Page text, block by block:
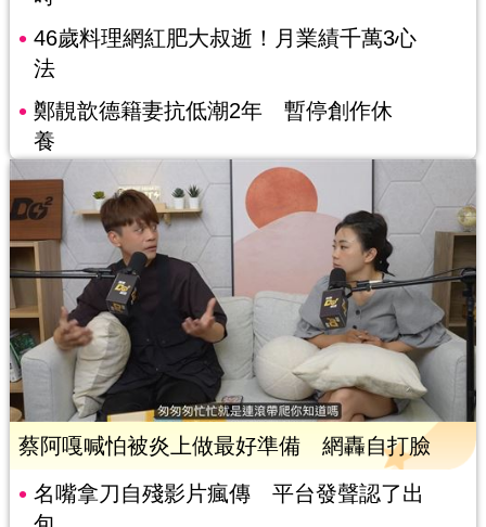
46歲料理網紅肥大叔逝！月業績千萬3心
法
鄭靚歆德籍妻抗低潮2年 暫停創作休
養
蔡阿嘎喊怕被炎上做最好準備 網轟自打臉
名嘴拿刀自殘影片瘋傳 平台發聲認了出